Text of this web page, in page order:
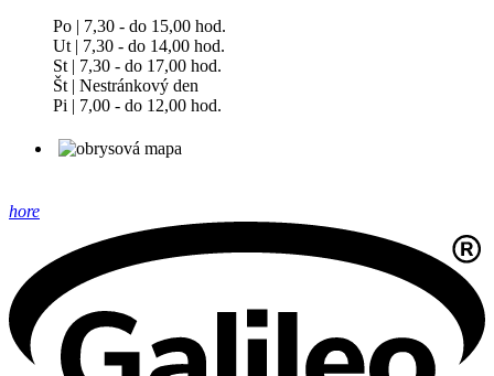
Po | 7,30 - do 15,00 hod.
Ut | 7,30 - do 14,00 hod.
St | 7,30 - do 17,00 hod.
Št | Nestránkový den
Pi | 7,00 - do 12,00 hod.
hore